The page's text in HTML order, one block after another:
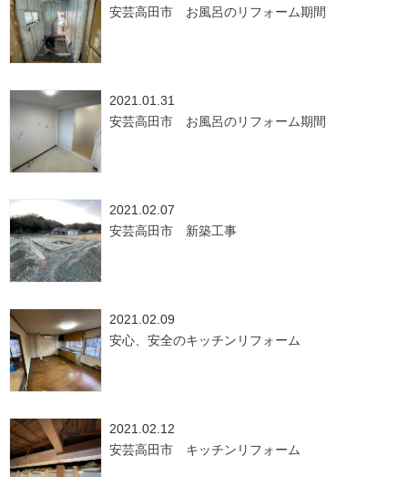
安芸高田市 お風呂のリフォーム期間
2021.01.31
安芸高田市 お風呂のリフォーム期間
2021.02.07
安芸高田市 新築工事
2021.02.09
安心、安全のキッチンリフォーム
2021.02.12
安芸高田市 キッチンリフォーム